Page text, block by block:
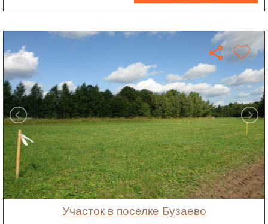
участок в поселке Бузаево